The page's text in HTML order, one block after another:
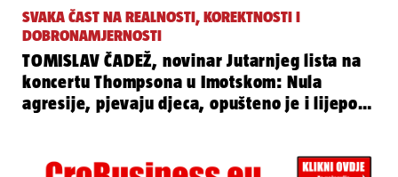
SVAKA ČAST NA REALNOSTI, KOREKTNOSTI I
DOBRONAMJERNOSTI
TOMISLAV ČADEŽ, novinar Jutarnjeg lista na
koncertu Thompsona u Imotskom: Nula
agresije, pjevaju djeca, opušteno je i lijepo…